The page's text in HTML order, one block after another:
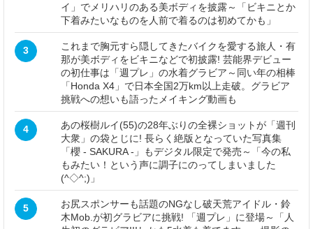
イ」でメリハリのある美ボディを披露～「ビキニとか
下着みたいなものを人前で着るのは初めてかも」
3
これまで胸元すら隠してきたバイクを愛する旅人・有
那が美ボディをビキニなどで初披露! 芸能界デビュー
の初仕事は「週プレ」の水着グラビア～同い年の相棒
「Honda X4」で日本全国2万km以上走破。グラビア
挑戦への想いも語ったメイキング動画も
4
あの桜樹ルイ(55)の28年ぶりの全裸ショットが「週刊
大衆」の袋とじに! 長らく絶版となっていた写真集
「櫻 - SAKURA -」もデジタル限定で発売～「今の私
もみたい！という声に調子にのってしまいました
(^◇^;)」
5
お尻スポンサーも話題のNGなし破天荒アイドル・鈴
木Mob.が初グラビアに挑戦! 「週プレ」に登場～「人